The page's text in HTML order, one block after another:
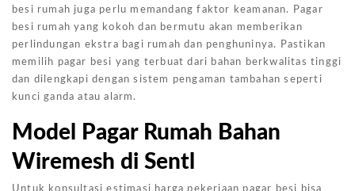
besi rumah juga perlu memandang faktor keamanan. Pagar
besi rumah yang kokoh dan bermutu akan memberikan
perlindungan ekstra bagi rumah dan penghuninya. Pastikan
memilih pagar besi yang terbuat dari bahan berkwalitas tinggi
dan dilengkapi dengan sistem pengaman tambahan seperti
kunci ganda atau alarm.
Model Pagar Rumah Bahan
Wiremesh di Sentl